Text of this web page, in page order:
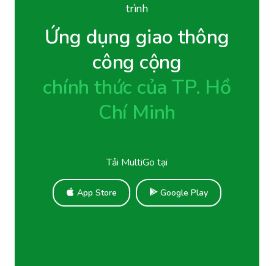
trình
Ứng dụng giao thông
công cộng
chính thức của TP. Hồ
Chí Minh
Tải MultiGo tại
App Store Google Play